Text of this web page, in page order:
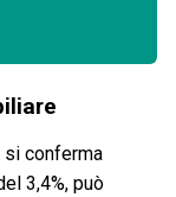
si conferma
3,4%, può